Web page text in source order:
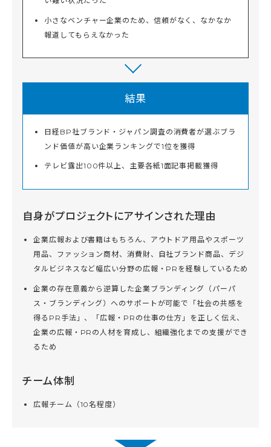
小さなベンチャー企業のため、信頼がなく、なかなか
報道してもらえなかった
結果
日経BP社ブランド・ジャパン調査の消費者が選ぶブラ
ンド価値が高い企業ランキングで1位を獲得
テレビ露出100件以上、主要各紙1面記事掲載獲得
自身がプロジェクトにアサインされた理由
企業広報および書籍はもちろん、アウトドア用品やスポーツ
用品、ファッション商材、消費財、自社ブランド商品、デジ
タルビジネスなど幅広い分野の広報・PRを経験しているため
企業の存在意義から逆算した企業ブランディング（パーパ
ス・ブランディング）へのサポートが可能で「社会の共感を
得るPR手法」、「広報・PRの仕事の仕方」を正しく伝え、
企業の広報・PRの人材を育成し、組織強化までの支援ができ
るため
チーム体制
広報チーム（10名程度）